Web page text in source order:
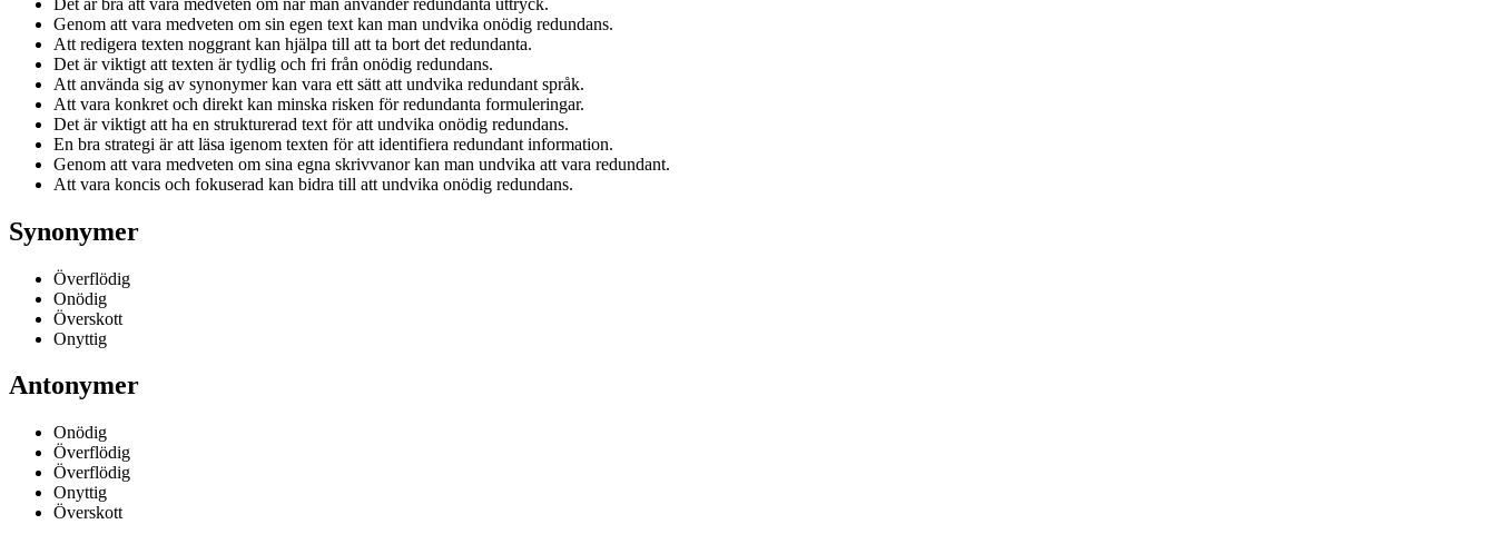
Genom att vara medveten om sin egen text kan man undvika onödig redundans.
Att redigera texten noggrant kan hjälpa till att ta bort det redundanta.
Det är viktigt att texten är tydlig och fri från onödig redundans.
Att använda sig av synonymer kan vara ett sätt att undvika redundant språk.
Att vara konkret och direkt kan minska risken för redundanta formuleringar.
Det är viktigt att ha en strukturerad text för att undvika onödig redundans.
En bra strategi är att läsa igenom texten för att identifiera redundant information.
Genom att vara medveten om sina egna skrivvanor kan man undvika att vara redundant.
Att vara koncis och fokuserad kan bidra till att undvika onödig redundans.
Synonymer
Överflödig
Onödig
Överskott
Onyttig
Antonymer
Onödig
Överflödig
Överflödig
Onyttig
Överskott